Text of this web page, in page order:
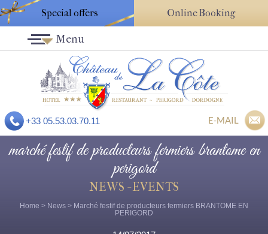
Special offers Online Booking
+33 05.53.03.70.11 E-MAIL
Menu
marché festif de producteurs fermiers brantome en
perigord
NEWS - EVENTS
Home > News > Marché festif de producteurs fermiers BRANTOME EN
PERIGORD